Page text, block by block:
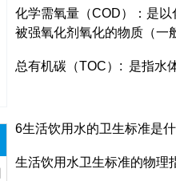
化学需氧量（COD）：是
被强氧化剂氧化的物质（一
总有机碳（TOC）: 是指水
6生活饮用水的卫生标准是什
生活饮用水卫生标准的物理